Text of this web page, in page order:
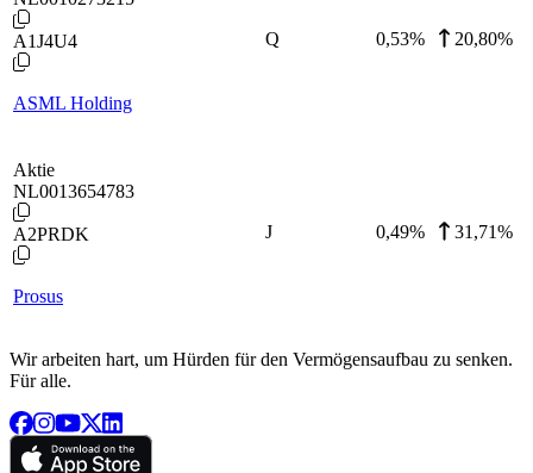
A1J4U4
ASML Holding
Q 0,53% 20,80%
Aktie
NL0013654783
A2PRDK
Prosus
J 0,49% 31,71%
Wir arbeiten hart, um Hürden für den Vermögensaufbau zu senken.
Für alle.